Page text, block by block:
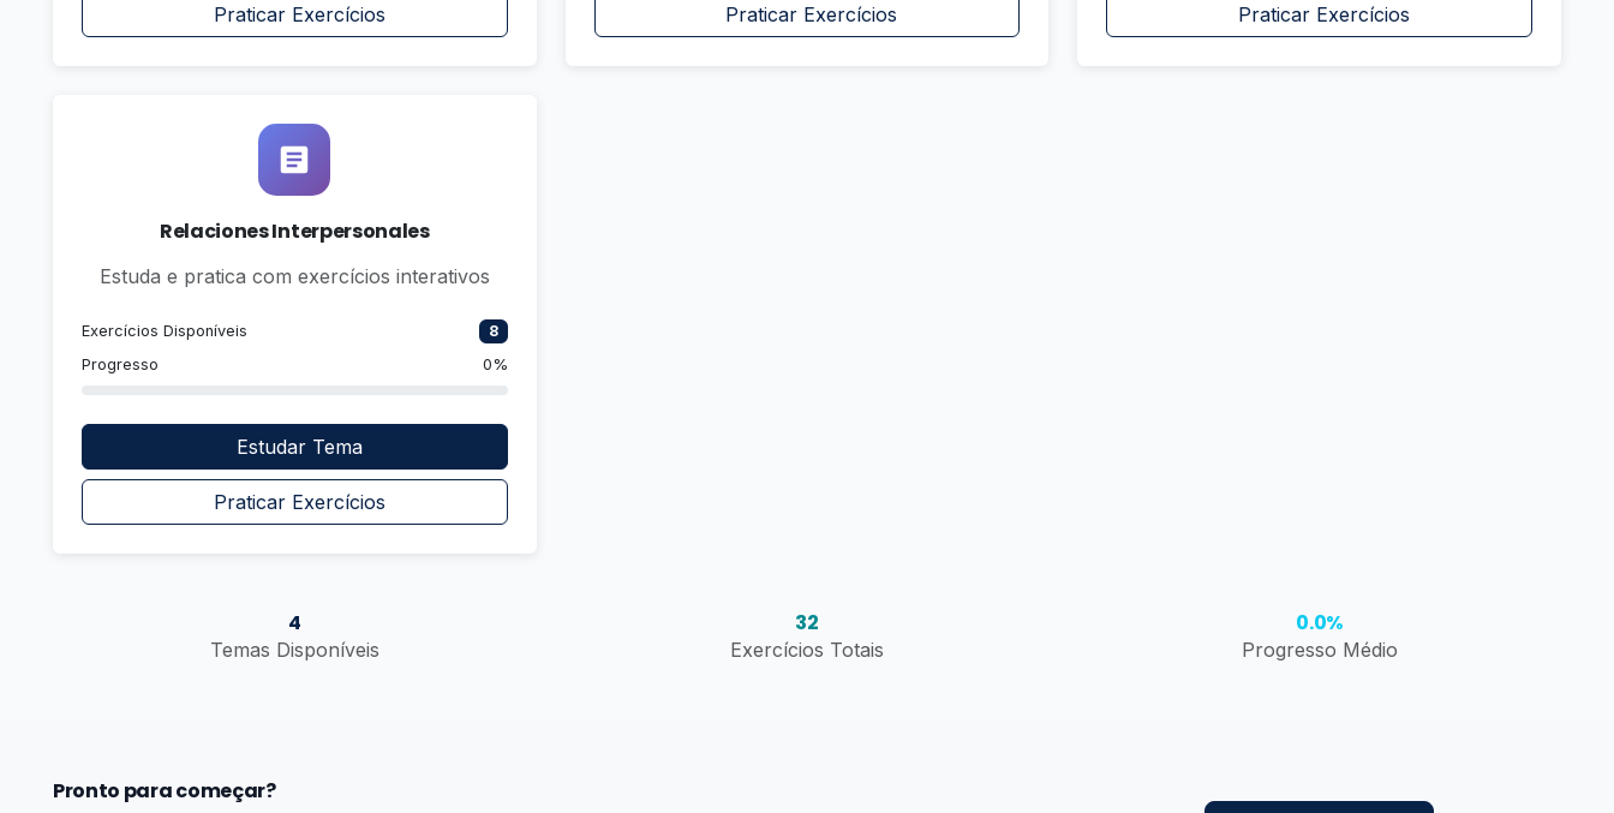
Praticar Exercícios Praticar Exercícios Praticar Exercícios
Relaciones Interpersonales
Estuda e pratica com exercícios interativos
Exercícios Disponíveis
8
Progresso
0%
Estudar Tema
Praticar Exercícios
4
Temas Disponíveis
32
Exercícios Totais
0.0%
Progresso Médio
Pronto para começar?